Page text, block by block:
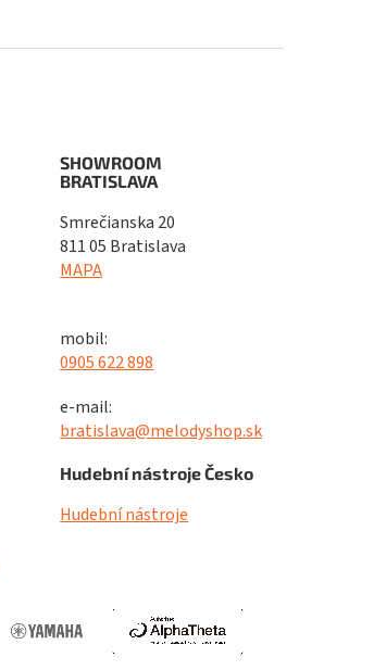
SHOWROOM
BRATISLAVA
Smrečianska 20
811 05 Bratislava
MAPA
mobil:
0905 622 898
e-mail:
bratislava@melodyshop.sk
Hudební nástroje Česko
Hudební nástroje